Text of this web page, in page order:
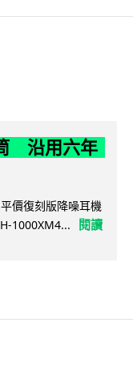
沿用六年
價復刻版降噪耳機
1000XM4...
閱讀